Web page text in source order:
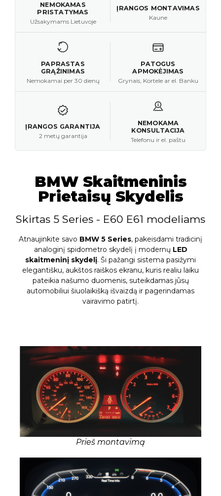
NEMOKAMAS
PRISTATYMAS
Užsakymams Lietuvoje
ĮRANGOS MONTAVIMAS
Kaune
PAPRASTAS
GRĄŽINIMAS
Nemokamai per 30 dienų
PATOGUS
APMOKĖJIMAS
Grynais, Kortele ar el. Banku
ĮRANGOS GARANTIJA
2 metų garantija
NEMOKAMA
KONSULTACIJA
Telefonu ir el. paštu
BMW Skaitmeninis
Prietaisų Skydelis
Skirtas 5 Series - E60 E61 modeliams
Atnaujinkite savo BMW 5 Series, pakeisdami tradicinį
analoginį spidometro skydelį į modernų LED
skaitmeninį skydelį. Ši pažangi sistema pasižymi
elegantišku, aukštos raiškos ekranu, kuris realiu laiku
pateikia našumo duomenis, suteikdamas jūsų
automobiliui šiuolaikišką išvaizdą ir pagerindamas
vairavimo patirtį.
Prieš montavimą